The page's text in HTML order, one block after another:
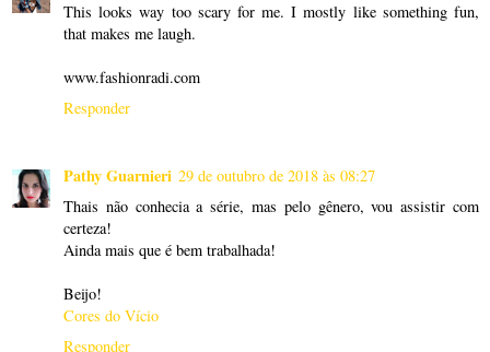
This looks way too scary for me. I mostly like something fun,
that makes me laugh.
www.fashionradi.com
Responder
Pathy Guarnieri 29 de outubro de 2018 às 08:27
Thais não conhecia a série, mas pelo gênero, vou assistir com
certeza!
Ainda mais que é bem trabalhada!
Beijo!
Cores do Vício
Responder